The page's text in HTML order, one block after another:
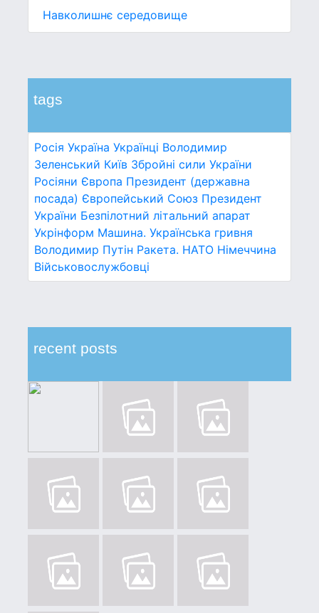
Навколишнє середовище
tags
Росія Україна Українці Володимир
Зеленський Київ Збройні сили України
Росіяни Європа Президент (державна
посада) Європейський Союз Президент
України Безпілотний літальний апарат
Укрінформ Машина. Українська гривня
Володимир Путін Ракета. НАТО Німеччина
Військовослужбовці
recent posts